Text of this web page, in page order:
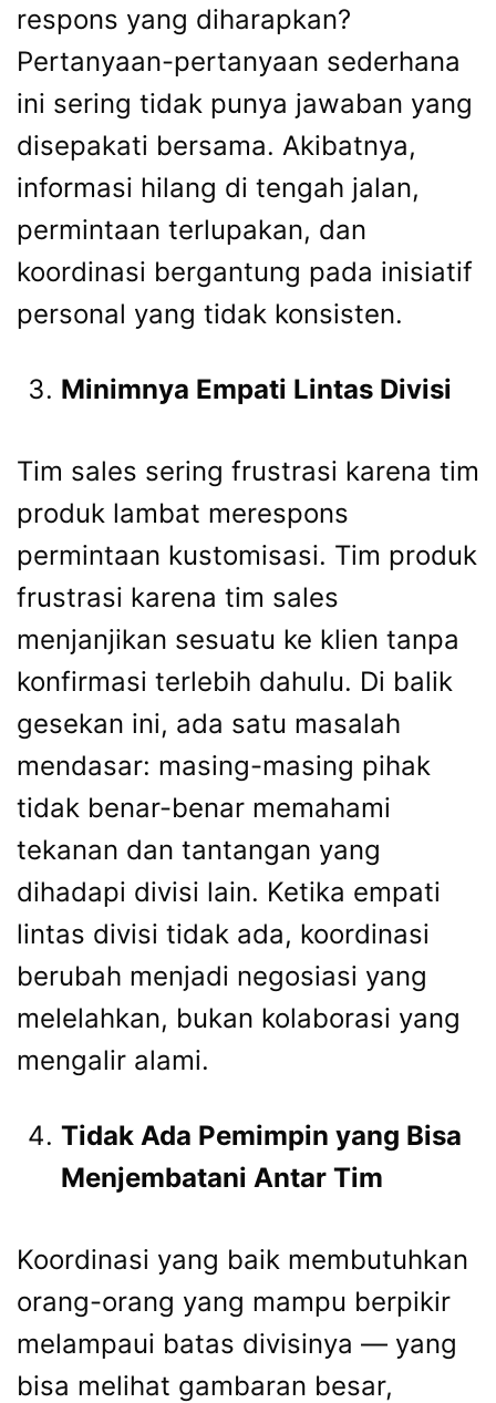
respons yang diharapkan?
Pertanyaan-pertanyaan sederhana
ini sering tidak punya jawaban yang
disepakati bersama. Akibatnya,
informasi hilang di tengah jalan,
permintaan terlupakan, dan
koordinasi bergantung pada inisiatif
personal yang tidak konsisten.
Minimnya Empati Lintas Divisi
Tim sales sering frustrasi karena tim
produk lambat merespons
permintaan kustomisasi. Tim produk
frustrasi karena tim sales
menjanjikan sesuatu ke klien tanpa
konfirmasi terlebih dahulu. Di balik
gesekan ini, ada satu masalah
mendasar: masing-masing pihak
tidak benar-benar memahami
tekanan dan tantangan yang
dihadapi divisi lain. Ketika empati
lintas divisi tidak ada, koordinasi
berubah menjadi negosiasi yang
melelahkan, bukan kolaborasi yang
mengalir alami.
Tidak Ada Pemimpin yang Bisa
Menjembatani Antar Tim
Koordinasi yang baik membutuhkan
orang-orang yang mampu berpikir
melampaui batas divisinya — yang
bisa melihat gambaran besar,